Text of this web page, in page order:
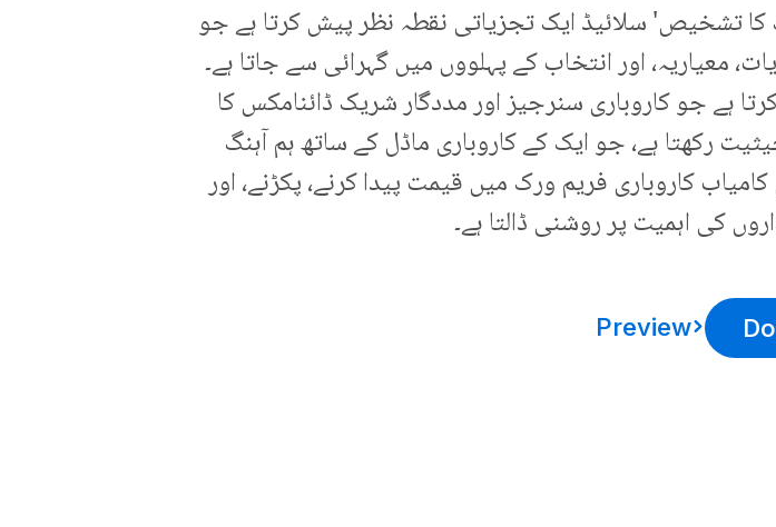
کا تشخیص' سلائیڈ ایک تجزیاتی نقطہ نظر پیش کرتا ہے جو
اور انتخاب کے پہلووں میں گہرائی سے جاتا ہے۔
ہے جو کاروباری سنرجیز اور مددگار شریک ڈائنامکس کا
رکھتا ہے، جو ایک کے کاروباری ماڈل کے ساتھ ہم آہنگ
کاروباری فریم ورک میں قیمت پیدا کرنے، پکڑنے، اور
کی اہمیت پر روشنی ڈالتا ہے۔
Preview